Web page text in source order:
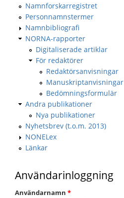
Namnforskarregistret
Personnamnstermer
Namnbibliografi
NORNA-rapporter
Digitaliserade artiklar
För redaktörer
Redaktörsanvisningar
Manuskriptanvisningar
Bedömningsformulär
Andra publikationer
Nya publikationer
Nyhetsbrev (t.o.m. 2013)
NONELex
Länkar
Användarinloggning
Användarnamn *